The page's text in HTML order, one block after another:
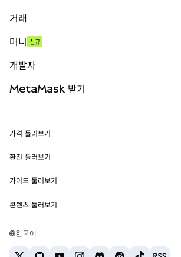
거래
무기한 선물
실물자산
머니 신규
개발자
MetaMask Connect
Snaps
웹3 서비스
MetaMask 받기
보안
고객 지원
채용
가격 둘러보기
이더리움 가격
솔라나 가격
테더 가격
환전 둘러보기
ETH를 USD로 환전
USDT를 INR로 환전
BTC를 INR로 환전
가이드 둘러보기
ETH 매수
콘텐츠 둘러보기
솔라나 지갑
한국어